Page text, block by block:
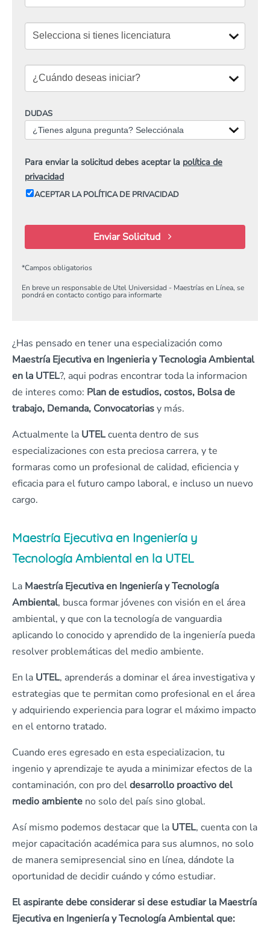
DUDAS
¿Tienes alguna pregunta? Selecciónala
Para enviar la solicitud debes aceptar la política de
privacidad
ACEPTAR LA POLÍTICA DE PRIVACIDAD
Enviar Solicitud
*Campos obligatorios
En breve un responsable de Utel Universidad - Maestrías en Línea, se
pondrá en contacto contigo para informarte
¿Has pensado en tener una especialización como
Maestría Ejecutiva en Ingenieria y Tecnologia Ambiental
en la UTEL?, aqui podras encontrar toda la informacion
de interes como: Plan de estudios, costos, Bolsa de
trabajo, Demanda, Convocatoriasy más.
Actualmente la UTELcuenta dentro de sus
especializaciones con esta preciosa carrera, y te
formaras como un profesional de calidad, eficiencia y
eficacia para el futuro campo laboral, e incluso un nuevo
cargo.
Maestría Ejecutiva en Ingeniería y
Tecnología Ambiental en la UTEL
La Maestría Ejecutiva en Ingeniería y Tecnología
Ambiental, busca formar jóvenes con visión en el área
ambiental, y que con la tecnología de vanguardia
aplicando lo conocido y aprendido de la ingeniería pueda
resolver problemáticas del medio ambiente.
En la UTEL, aprenderás a dominar el área investigativa y
estrategias que te permitan como profesional en el área
y adquiriendo experiencia para lograr el máximo impacto
en el entorno tratado.
Cuando eres egresado en esta especializacion, tu
ingenio y aprendizaje te ayuda a minimizar efectos de la
contaminación, con pro deldesarrollo proactivo del
medio ambiente no solo del país sino global.
Así mismo podemos destacar que la UTEL, cuenta con la
mejor capacitación académica para sus alumnos, no solo
de manera semipresencial sino en línea, dándote la
oportunidad de decidir cuándo y cómo estudiar.
El aspirante debe considerar si dese estudiar la Maestría
Ejecutiva en Ingeniería y Tecnología Ambiental que: